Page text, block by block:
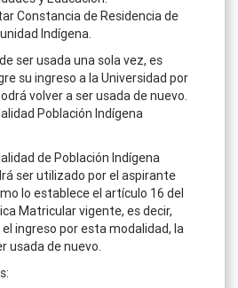
Constancia de Residencia de
Indígena.
ser usada una sola vez, es
su ingreso a la Universidad por
volver a ser usada de nuevo.
Población Indígena
de Población Indígena
ser utilizado por el aspirante
lo establece el artículo 16 del
Matricular vigente, es decir,
ingreso por esta modalidad, la
usada de nuevo.